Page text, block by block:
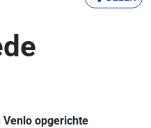
opgerichte